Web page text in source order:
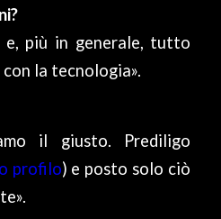
più in generale, tutto
la tecnologia».
il giusto. Prediligo
profilo) e posto solo ciò